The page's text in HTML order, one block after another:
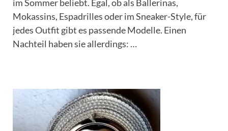
im Sommer beliebt. Egal, ob als Ballerinas,
Mokassins, Espadrilles oder im Sneaker-Style, für
jedes Outfit gibt es passende Modelle. Einen
Nachteil haben sie allerdings: …